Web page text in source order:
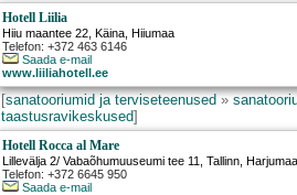
Hotell Liilia
Hiiu maantee 22 Käina , Hiiumaa
Telefon: +372 463 6146
Saada e-mail
www.liiliahotell.ee
[sanatooriumid ja terviseteenused»
taastusravikeskused]
Hotell Rocca al Mare
Lillevälja 2/ Vabaõhumuuseumi tee 11 ,Tallinn ,
Telefon: +372 6645 950
Saada e-mail